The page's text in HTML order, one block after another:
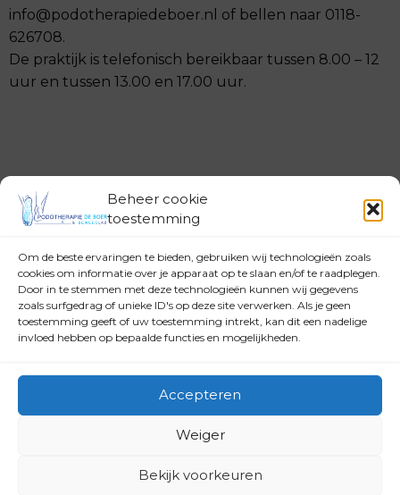
Beheer cookie
toestemming
Om de beste ervaringen te bieden, gebruiken wij technologieën zoals
cookies om informatie over je apparaat op te slaan en/of te raadplegen.
Door in te stemmen met deze technologieën kunnen wij gegevens
zoals surfgedrag of unieke ID's op deze site verwerken. Als je geen
toestemming geeft of uw toestemming intrekt, kan dit een nadelige
invloed hebben op bepaalde functies en mogelijkheden.
Accepteren
Weiger
Bekijk voorkeuren
info@podotherapiedeboer.nl of bellen naar 0118-
626708.
De praktijk is telefonisch bereikbaar tussen 8.00 – 12
uur en tussen 13.00 en 17.00 uur.
Specialisaties
Shockwave
Sportpodotherapie
Diabetische voet
Oncologische voetzorg